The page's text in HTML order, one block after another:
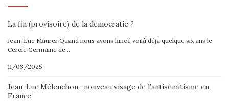
La fin (provisoire) de la démocratie ?
Jean-Luc Maurer Quand nous avons lancé voilà déjà quelque six ans le
Cercle Germaine de…
11/03/2025
Jean-Luc Mélenchon : nouveau visage de l’antisémitisme en
France